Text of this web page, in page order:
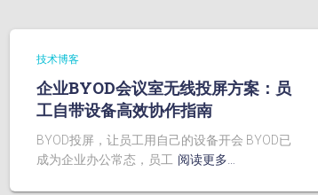
技术博客
企业BYOD会议室无线投屏方案：员
工自带设备高效协作指南
BYOD投屏，让员工用自己的设备开会 BYOD已
成为企业办公常态，员工 阅读更多…